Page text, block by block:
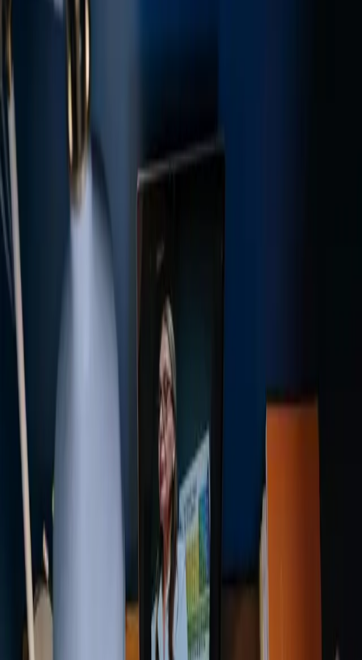
Das Klassenzimmer der
Zukunft – KI als Lehrhilfe
einsetzen
Im heutigen digitalen Zeitalter ist künstliche Intelligenz (KI)
zu einem integralen Bestandteil unseres Lebens geworden,
und der Bildungssektor bildet da keine Ausnahme.
Lehrkräfte weltweit erkunden die Möglichkeiten, KI als
Hilfsmittel im Unterricht einzusetzen.
5 Möglichkeiten, wie KI
Lehrkräfte unterstützen kann
Die Integration von KI in den Unterricht eröffnet
Lehrkräften die Möglichkeit, effektivere, personalisierte und
ansprechendere Unterrichtsmethoden zu entwickeln.
Individualisierter Unterricht
KI ermöglicht maßgeschneidertes Lernen, indem sie